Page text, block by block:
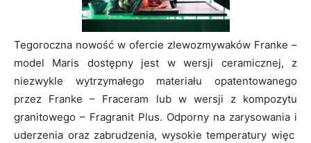
Tegoroczna nowość w ofercie zlewozmywaków Franke –
model Maris dostępny jest w wersji ceramicznej, z
niezwykle wytrzymałego materiału opatentowanego
przez Franke – Fraceram lub w wersji z kompozytu
granitowego – Fragranit Plus. Odporny na zarysowania i
uderzenia oraz zabrudzenia, wysokie temperatury więc